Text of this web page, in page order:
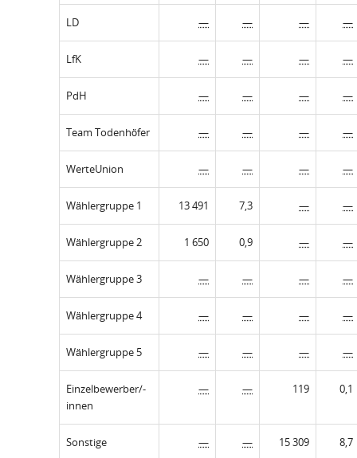
LD — — — —
LfK — — — —
PdH — — — —
Team Todenhöfer — — — —
WerteUnion — — — —
Wählergruppe 1 13 491 7,3 — —
Wählergruppe 2 1 650 0,9 — —
Wählergruppe 3 — — — —
Wählergruppe 4 — — — —
Wählergruppe 5 — — — —
Einzelbewerber/-
innen
— — 119 0,1
Sonstige — — 15 309 8,7